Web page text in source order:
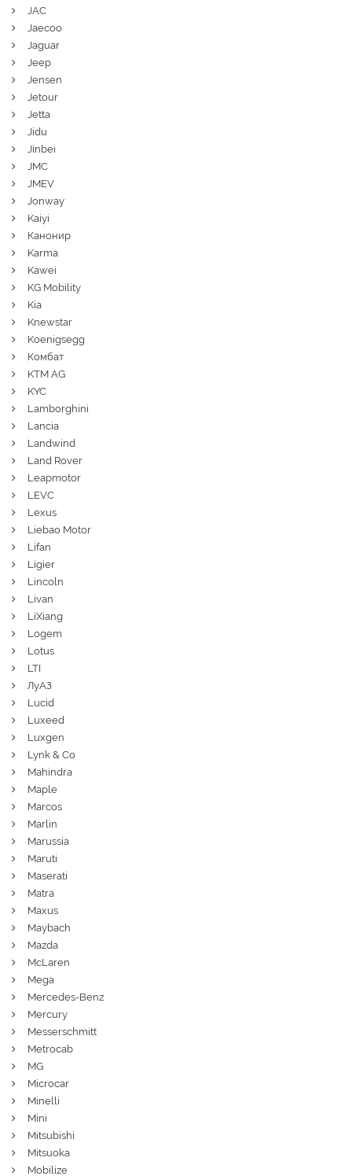
JAC
Jaecoo
Jaguar
Jeep
Jensen
Jetour
Jetta
Jidu
Jinbei
JMC
JMEV
Jonway
Kaiyi
Канонир
Karma
Kawei
KG Mobility
Kia
Knewstar
Koenigsegg
Комбат
KTM AG
KYC
Lamborghini
Lancia
Landwind
Land Rover
Leapmotor
LEVC
Lexus
Liebao Motor
Lifan
Ligier
Lincoln
Livan
LiXiang
Logem
Lotus
LTI
ЛуАЗ
Lucid
Luxeed
Luxgen
Lynk & Co
Mahindra
Maple
Marcos
Marlin
Marussia
Maruti
Maserati
Matra
Maxus
Maybach
Mazda
McLaren
Mega
Mercedes-Benz
Mercury
Messerschmitt
Metrocab
MG
Microcar
Minelli
Mini
Mitsubishi
Mitsuoka
Mobilize